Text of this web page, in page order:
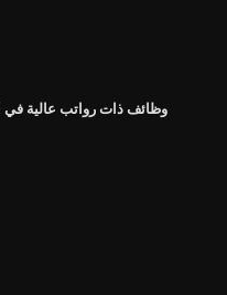
وظائف ذات رواتب عالية